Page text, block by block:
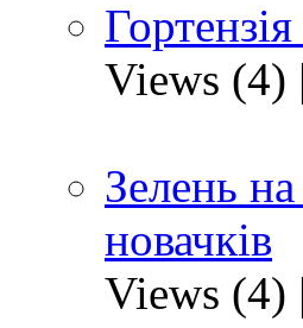
Views (4) |
Зелень
новачків
Views (4) |